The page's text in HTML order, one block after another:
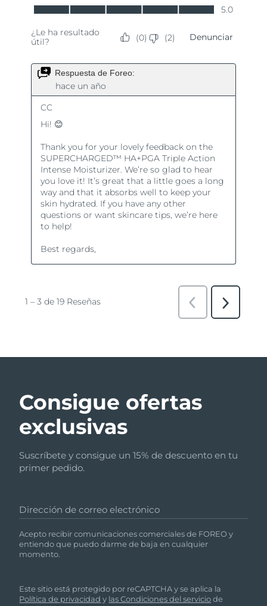
Consigue ofertas
exclusivas
Suscríbete y consigue un 15% de descuento en tu
primer pedido.
Dirección de correo electrónico
Acepto recibir comunicaciones comerciales de FOREO y
entiendo que puedo darme de baja en cualquier
momento.
Este sitio está protegido por reCAPTCHA y se aplica la
Política de privacidad y las Condiciones del serviciode